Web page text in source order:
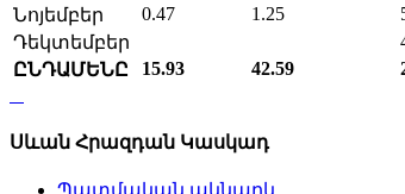
Նոյեմբեր
0.47 1.25
Դեկտեմբեր
ԸՆԴԱՄԵՆԸ
15.93 42.59
Սևան Հրազդան Կասկադ